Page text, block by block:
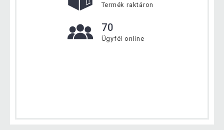
Termék raktáron
70
Ügyfél online